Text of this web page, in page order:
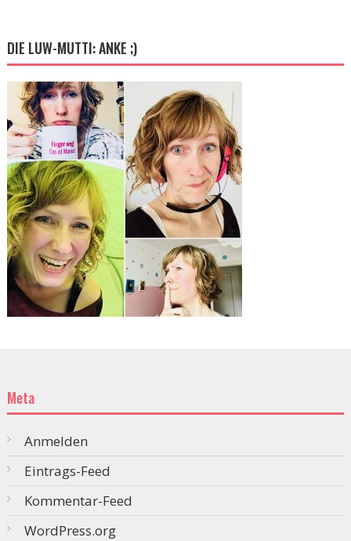
DIE LUW-MUTTI: ANKE ;)
Meta
Anmelden
Eintrags-Feed
Kommentar-Feed
WordPress.org